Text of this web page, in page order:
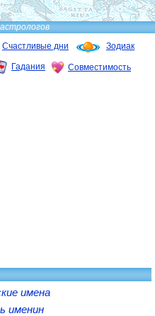
Счастливые дни Зодиак
Гадания Совместимость
имена
именин